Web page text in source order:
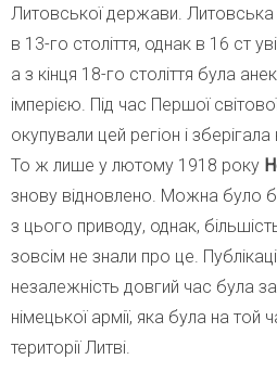
Литовської держави.
в 13-го століття, однак в 16 ст
а з кінця 18-го століття була
імперією. Під час Першої
окупували цей регіон і
То ж лише у лютому 1918 року
знову відновлено. Можна було б
з цього приводу, однак,
зовсім не знали про це.
незалежність довгий час була
німецької армії, яка була на той
території Литві.